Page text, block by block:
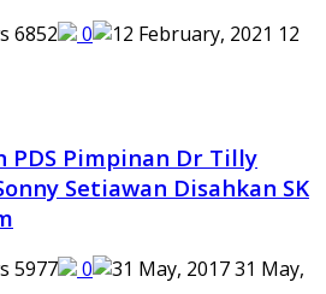
6852
0
12
PDS Pimpinan Dr Tilly
Setiawan Disahkan SK
5977 0
31 May,